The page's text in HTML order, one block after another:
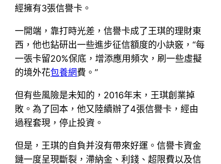
經擁有3張信譽卡。
一開端，靠打時光差，信譽卡成了王琪的理財東
西，他也鉆研出一些進步征信額度的小訣竅，“每
一張卡留20%保底，增添應用頻次，刷一些虛擬
的境外花包養網費。”
但有些風險是未知的，2016年末，王琪創業掉
敗。為了回本，他又陸續辦了4張信譽卡，經由
過程套現，停止投資。
但是，王琪的自負并沒有帶來好運。信譽卡資金
鏈一度呈現斷裂，滯納金、利錢、超限費以及信